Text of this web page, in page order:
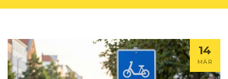
14
MÄR